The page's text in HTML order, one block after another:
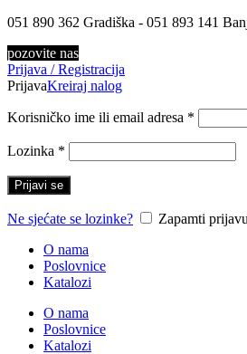
051 890 362 Gradiška - 051 893 141
pozovite nas
Prijava / Registracija
PrijavaKreiraj nalog
Korisničko ime ili email adresa *
Lozinka *
Prijavi se
Ne sjećate se lozinke?
Zapamti prijavu
O nama
Poslovnice
Katalozi
O nama
Poslovnice
Katalozi